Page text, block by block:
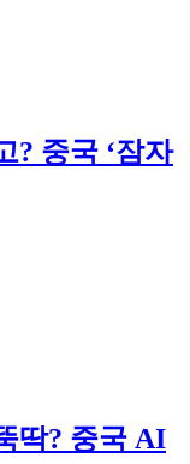
? 중국 ‘잠자
딱? 중국 AI